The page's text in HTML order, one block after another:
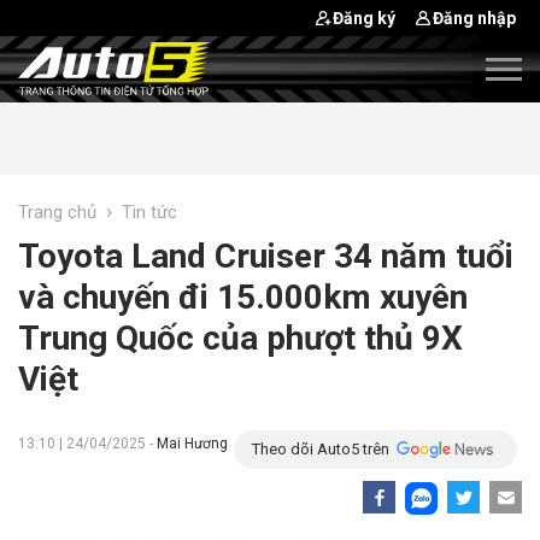
Đăng ký Đăng nhập
Trang chủ › Tin tức
Toyota Land Cruiser 34 năm tuổi
và chuyến đi 15.000km xuyên
Trung Quốc của phượt thủ 9X
Việt
13:10 | 24/04/2025 - Mai Hương Theo dõi Auto5 trên